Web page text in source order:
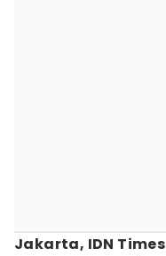
Jakarta, IDN Times